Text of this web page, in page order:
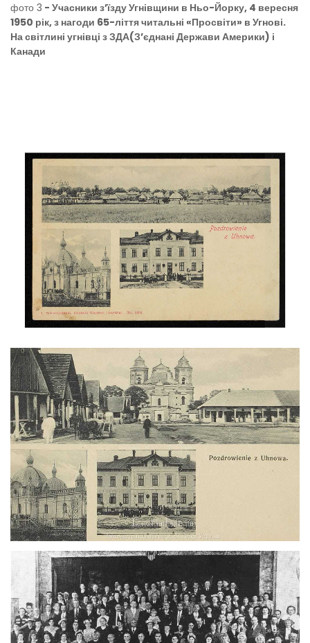
фото 3 - Учасники з’їзду Угнівщини в Ньо-Йорку, 4 вересня
1950 рік, з нагоди 65-ліття читальні «Просвіти» в Угнові.
На світлині угнівці з ЗДА(З’єднані Держави Америки) і
Канади